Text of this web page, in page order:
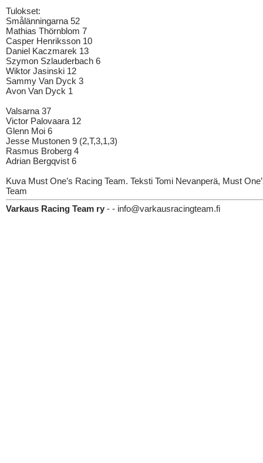
Tulokset:
Smålänningarna 52
Mathias Thörnblom 7
Casper Henriksson 10
Daniel Kaczmarek 13
Szymon Szlauderbach 6
Wiktor Jasinski 12
Sammy Van Dyck 3
Avon Van Dyck 1
Valsarna 37
Victor Palovaara 12
Glenn Moi 6
Jesse Mustonen 9 (2,T,3,1,3)
Rasmus Broberg 4
Adrian Bergqvist 6
Kuva Must One’s Racing Team. Teksti Tomi Nevanperä, Must
Team
Varkaus Racing Team ry - - info@varkausracingteam.fi